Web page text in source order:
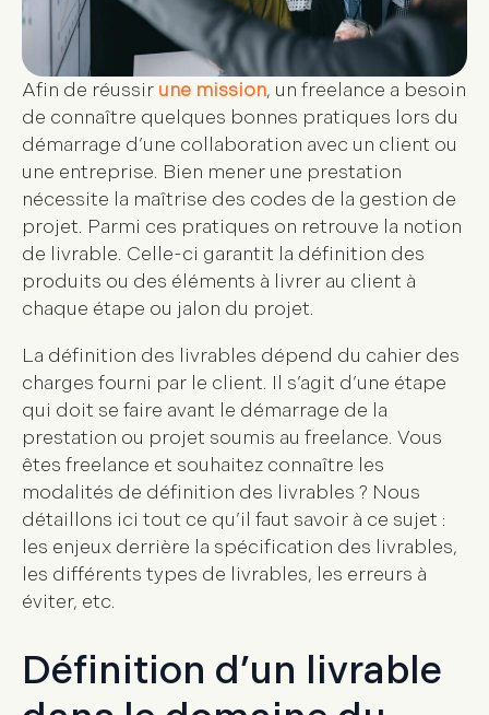
Afin de réussir une mission, un freelance a besoin
de connaître quelques bonnes pratiques lors du
démarrage d’une collaboration avec un client ou
une entreprise. Bien mener une prestation
nécessite la maîtrise des codes de la gestion de
projet. Parmi ces pratiques on retrouve la notion
de livrable. Celle-ci garantit la définition des
produits ou des éléments à livrer au client à
chaque étape ou jalon du projet.
La définition des livrables dépend du cahier des
charges fourni par le client. Il s’agit d’une étape
qui doit se faire avant le démarrage de la
prestation ou projet soumis au freelance. Vous
êtes freelance et souhaitez connaître les
modalités de définition des livrables ? Nous
détaillons ici tout ce qu’il faut savoir à ce sujet :
les enjeux derrière la spécification des livrables,
les différents types de livrables, les erreurs à
éviter, etc.
Définition d’un livrable